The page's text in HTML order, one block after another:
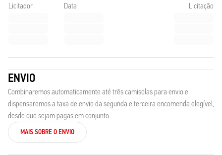
Licitador Data Licitação
ENVIO
Combinaremos automaticamente até três camisolas para envio e
dispensaremos a taxa de envio da segunda e terceira encomenda elegível,
desde que sejam pagas em conjunto.
MAIS SOBRE O ENVIO